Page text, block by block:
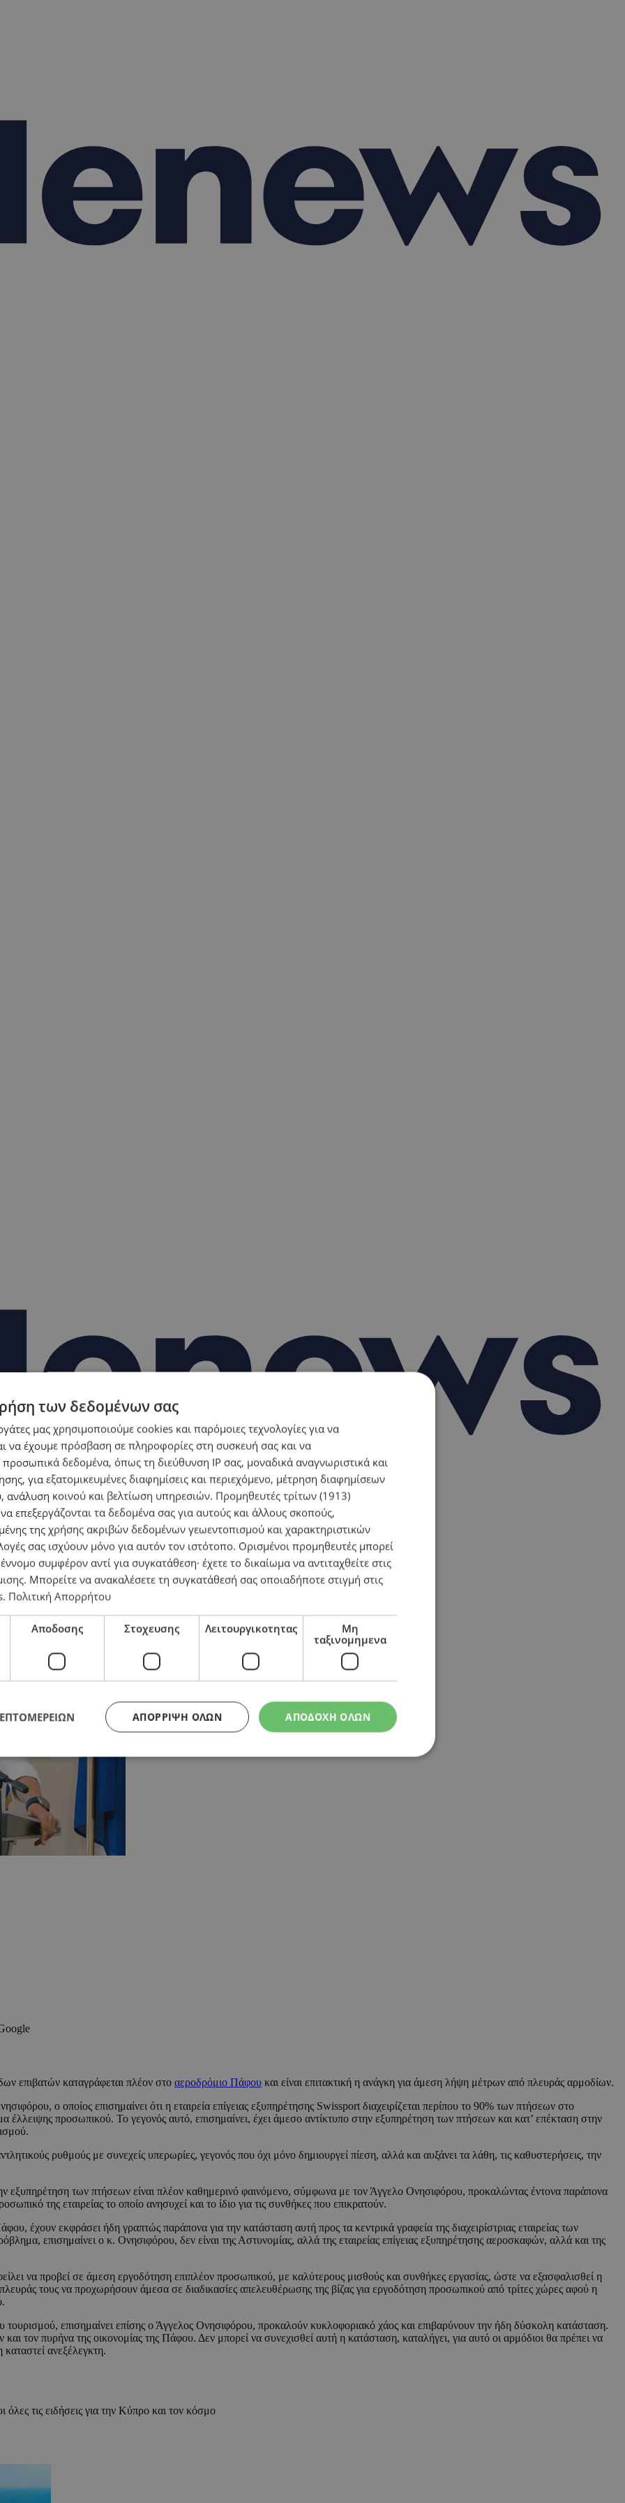
Πάφου
επιβατών καταγράφεται πλέον στο αεροδρόμιο Πάφου και είναι επιτακτική η ανάγκη για άμεση λήψη μέτρων από πλευράς αρμοδίων.
ο οποίος επισημαίνει ότι η εταιρεία επίγειας εξυπηρέτησης Swissport διαχειρίζεται περίπου το 90% των πτήσεων στο
έλλειψης προσωπικού. Το γεγονός αυτό, επισημαίνει, έχει άμεσο αντίκτυπο στην εξυπηρέτηση των πτήσεων και κατ’ επέκταση στην
ρυθμούς με συνεχείς υπερωρίες, γεγονός που όχι μόνο δημιουργεί πίεση, αλλά και αυξάνει τα λάθη, τις καθυστερήσεις, την
των πτήσεων είναι πλέον καθημερινό φαινόμενο, σύμφωνα με τον Άγγελο Ονησιφόρου, προκαλώντας έντονα παράπονα
της εταιρείας το οποίο ανησυχεί και το ίδιο για τις συνθήκες που επικρατούν.
έχουν εκφράσει ήδη γραπτώς παράπονα για την κατάσταση αυτή προς τα κεντρικά γραφεία της διαχειρίστριας εταιρείας των
επισημαίνει ο κ. Ονησιφόρου, δεν είναι της Αστυνομίας, αλλά της εταιρείας επίγειας εξυπηρέτησης αεροσκαφών, αλλά και της
να προβεί σε άμεση εργοδότηση επιπλέον προσωπικού, με καλύτερους μισθούς και συνθήκες εργασίας, ώστε να εξασφαλισθεί η
τους να προχωρήσουν άμεσα σε διαδικασίες απελευθέρωσης της βίζας για εργοδότηση προσωπικού από τρίτες χώρες αφού η
τουρισμού, επισημαίνει επίσης ο Άγγελος Ονησιφόρου, προκαλούν κυκλοφοριακό χάος και επιβαρύνουν την ήδη δύσκολη κατάσταση.
τον πυρήνα της οικονομίας της Πάφου. Δεν μπορεί να συνεχισθεί αυτή η κατάσταση, καταλήγει, για αυτό οι αρμόδιοι θα πρέπει να
καταστεί ανεξέλεγκτη.
όλες τις ειδήσεις για την Κύπρο και τον κόσμο
των δεδομένων σας
μας χρησιμοποιούμε cookies και παρόμοιες τεχνολογίες για να
να έχουμε πρόσβαση σε πληροφορίες στη συσκευή σας και να
προσωπικά δεδομένα, όπως τη διεύθυνση IP σας, μοναδικά αναγνωριστικά και
για εξατομικευμένες διαφημίσεις και περιεχόμενο, μέτρηση διαφημίσεων
ανάλυση κοινού και βελτίωση υπηρεσιών. Προμηθευτές τρίτων (1913)
να επεξεργάζονται τα δεδομένα σας για αυτούς και άλλους σκοπούς,
της χρήσης ακριβών δεδομένων γεωεντοπισμού και χαρακτηριστικών
σας ισχύουν μόνο για αυτόν τον ιστότοπο. Ορισμένοι προμηθευτές μπορεί
συμφέρον αντί για συγκατάθεση· έχετε το δικαίωμα να αντιταχθείτε στις
. Μπορείτε να ανακαλέσετε τη συγκατάθεσή σας οποιαδήποτε στιγμή στις
. Πολιτική Απορρήτου
Αποδοσης Στοχευσης Λειτουργικοτητας
Μη
ταξινομημενα
ΑΠΟΔΟΧΗ ΟΛΩΝ
ΑΠΌΡΡΙΨΗ ΌΛΩΝ